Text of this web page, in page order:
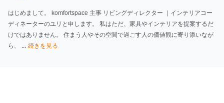
はじめまして。 komfortspace 主事 リビングディレクター ｜インテリアコー
ディネーターのユリと申します。 私はただ、家具やインテリアを提案するだ
けではありません。 住まう人やその空間で過ごす人の価値観に寄り添いなが
ら、 ...
続きを見る